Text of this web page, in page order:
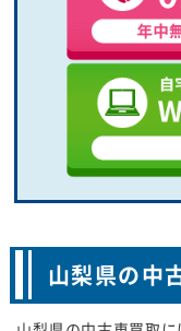
山梨県の中